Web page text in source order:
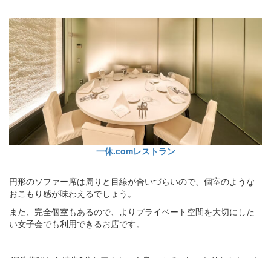
一休.comレストラン
円形のソファー席は周りと目線が合いづらいので、個室のような
おこもり感が味わえるでしょう。
また、完全個室もあるので、よりプライベート空間を大切にした
い女子会でも利用できるお店です。